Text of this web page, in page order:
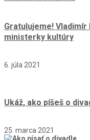
Gratulujeme!
ministerky kultúry
6. júla 2021
Ukáž, ako píšeš o
25. marca 2021